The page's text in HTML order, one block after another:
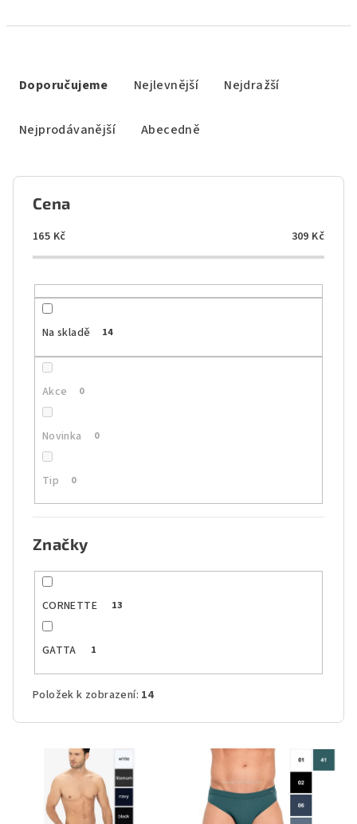
Doporučujeme Nejlevnější Nejdražší
Nejprodávanější Abecedně
Cena
165 Kč 309 Kč
Na skladě 14
Akce 0
Novinka 0
Tip 0
Značky
CORNETTE 13
GATTA 1
Položek k zobrazení: 14